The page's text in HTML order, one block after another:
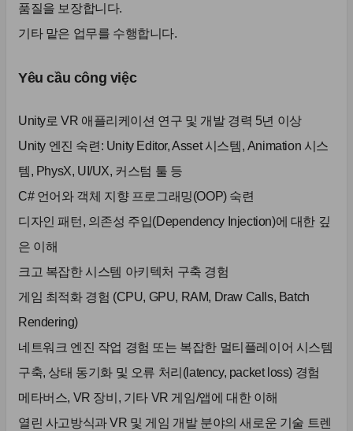
품질을 보장합니다.
기타 맡은 업무를 수행합니다.
Yêu cầu công việc
Unity로 VR 애플리케이션 연구 및 개발 경력 5년 이상
Unity 엔진 숙련: Unity Editor, Asset 시스템, Animation 시스
템, PhysX, UI/UX, 커스텀 툴 등
C# 언어와 객체 지향 프로그래밍(OOP) 숙련
디자인 패턴, 의존성 주입(Dependency Injection)에 대한 깊
은 이해
크고 복잡한 시스템 아키텍처 구축 경험
게임 최적화 경험 (CPU, GPU, RAM, Draw Calls, Batch
Rendering)
네트워크 엔진 작업 경험 또는 복잡한 멀티플레이어 시스템
구축, 상태 동기화 및 오류 처리(latency, packet loss) 경험
메타버스, VR 장비, 기타 VR 게임/앱에 대한 이해
열린 사고방식과 VR 및 게임 개발 분야의 새로운 기술 트렌